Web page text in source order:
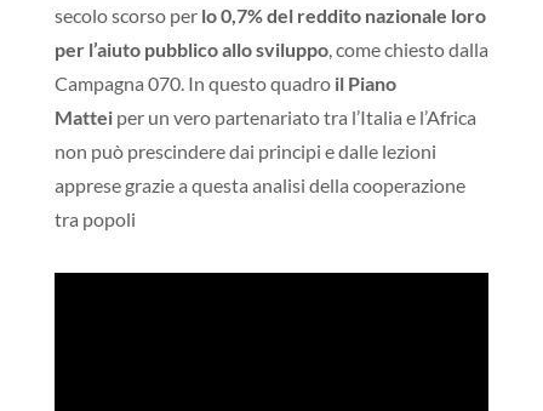
secolo scorso per lo 0,7% del reddito nazionale loro
per l’aiuto pubblico allo sviluppo, come chiesto dalla
Campagna 070. In questo quadro il Piano
Matteiper un vero partenariato tra l’Italia e l’Africa
non può prescindere dai principi e dalle lezioni
apprese grazie a questa analisi della cooperazione
tra popoli